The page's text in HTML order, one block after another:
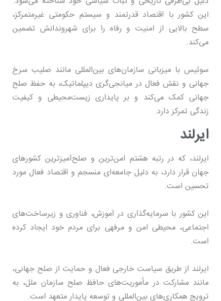
این کشور با اقتصاد قدرتمند و سیستم حکومتی غیرمتمرکز،
سطح بالایی از امنیت و رفاه را برای شهروندانش تضمین
می‌کند.
سوئیس با میزبانی سازمان‌های بین‌المللی مانند صلیب سرخ
جهانی و نقش فعال در میانجی‌گری دیپلماتیک، به حفظ صلح
جهانی کمک می‌کند و بر پایداری زیست‌محیطی و کیفیت
زندگی تمرکز دارد.
ایرلند
ایرلند، که در رتبه هشتم امن‌ترین و صلح‌آمیزترین کشورهای
جهان قرار دارد، به دلیل جامعه‌ای منسجم و اقتصاد فعال مورد
تحسین است.
این کشور با سرمایه‌گذاری در آموزش، فناوری و زیرساخت‌های
اجتماعی، محیطی امن و مرفهی برای مردم خود ایجاد کرده
است.
ایرلند از طریق سیاست خارجی فعال و حمایت از صلح جهانی،
مانند مشارکت در مأموریت‌های حافظ صلح سازمان ملل، به
ترویج همکاری‌های بین‌المللی و توسعه پایدار متعهد است.